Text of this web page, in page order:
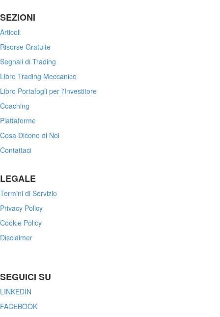
SEZIONI
Articoli
Risorse Gratuite
Segnali di Trading
Libro Trading Meccanico
Libro Portafogli per l'Investitore
Coaching
Piattaforme
Cosa Dicono di Noi
Contattaci
LEGALE
Termini di Servizio
Privacy Policy
Cookie Policy
Disclaimer
SEGUICI SU
LINKEDIN
FACEBOOK